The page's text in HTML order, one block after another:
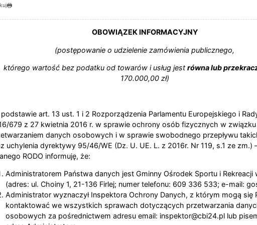
OBOWIĄZEK INFORMACYJNY
(postępowanie o udzielenie zamówienia publicznego,
którego wartość bez podatku od towarów i usług jest równa lub
170.000,00 zł)
podstawie art. 13 ust. 1 i 2 Rozporządzenia Parlamentu Europejskiego i
679 z 27 kwietnia 2016 r. w sprawie ochrony osób fizycznych w związku
danych osobowych i w sprawie swobodnego przepływu
uchylenia dyrektywy 95/46/WE (Dz. U. UE. L. z 2016r. Nr 119, s.1 ze zm.)
RODO informuję, że:
Administratorem Państwa danych jest Gminny Ośrodek Sportu i Rekreacji
(adres: ul. Choiny 1, 21-136 Firlej; numer telefonu: 609 336 533; e-mail:
Administrator wyznaczył Inspektora Ochrony Danych, z którym mogą się
kontaktować we wszystkich sprawach dotyczących przetwarzania
osobowych za pośrednictwem adresu email: inspektor@cbi24.pl lub